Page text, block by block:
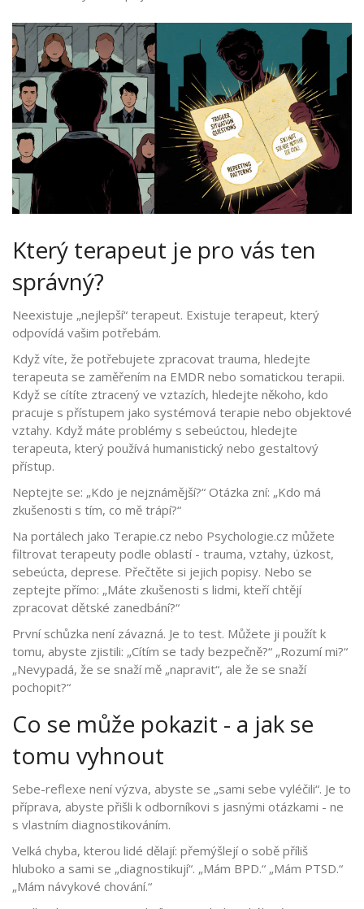
Který terapeut je pro vás ten
správný?
Neexistuje „nejlepší“ terapeut. Existuje terapeut, který
odpovídá vašim potřebám.
Když víte, že potřebujete zpracovat trauma, hledejte
terapeuta se zaměřením na EMDR nebo somatickou terapii.
Když se cítíte ztracený ve vztazích, hledejte někoho, kdo
pracuje s přístupem jako systémová terapie nebo objektové
vztahy. Když máte problémy s sebeúctou, hledejte
terapeuta, který používá humanistický nebo gestaltový
přístup.
Neptejte se: „Kdo je nejznámější?“ Otázka zní: „Kdo má
zkušenosti s tím, co mě trápí?“
Na portálech jako Terapie.cz nebo Psychologie.cz můžete
filtrovat terapeuty podle oblastí - trauma, vztahy, úzkost,
sebeúcta, deprese. Přečtěte si jejich popisy. Nebo se
zeptejte přímo: „Máte zkušenosti s lidmi, kteří chtějí
zpracovat dětské zanedbání?“
První schůzka není závazná. Je to test. Můžete ji použít k
tomu, abyste zjistili: „Cítím se tady bezpečně?“ „Rozumí mi?“
„Nevypadá, že se snaží mě „napravit“, ale že se snaží
pochopit?“
Co se může pokazit - a jak se
tomu vyhnout
Sebe-reflexe není výzva, abyste se „sami sebe vyléčili“. Je to
příprava, abyste přišli k odborníkovi s jasnými otázkami - ne
s vlastním diagnostikováním.
Velká chyba, kterou lidé dělají: přemýšlejí o sobě příliš
hluboko a sami se „diagnostikují“. „Mám BPD.“ „Mám PTSD.“
„Mám návykové chování.“